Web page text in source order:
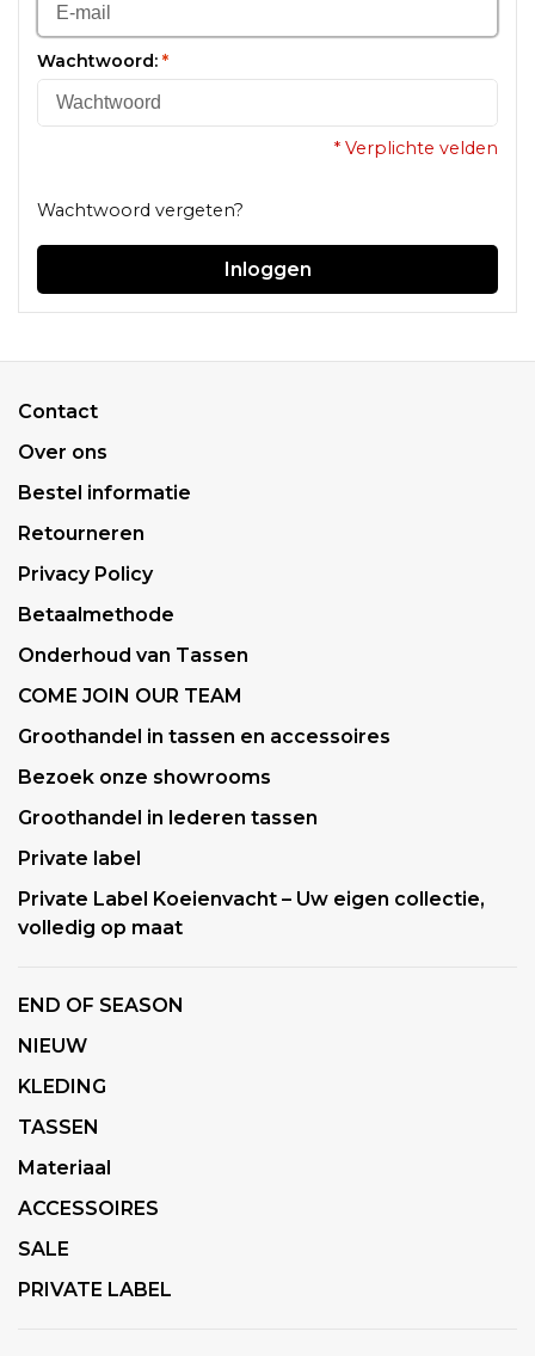
Wachtwoord: *
* Verplichte velden
Wachtwoord vergeten?
Inloggen
Contact
Over ons
Bestel informatie
Retourneren
Privacy Policy
Betaalmethode
Onderhoud van Tassen
COME JOIN OUR TEAM
Groothandel in tassen en accessoires
Bezoek onze showrooms
Groothandel in lederen tassen
Private label
Private Label Koeienvacht – Uw eigen collectie,
volledig op maat
END OF SEASON
NIEUW
KLEDING
TASSEN
Materiaal
ACCESSOIRES
SALE
PRIVATE LABEL